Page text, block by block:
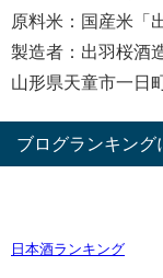
原料米：国産米「
製造者：出羽桜酒
山形県天童市一日
ブログランキング
日本酒ランキング